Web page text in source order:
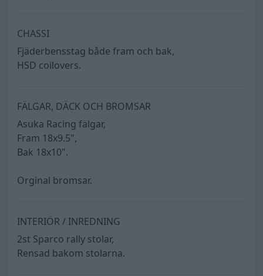
CHASSI
Fjäderbensstag både fram och bak,
HSD coilovers.
FÄLGAR, DÄCK OCH BROMSAR
Asuka Racing fälgar,
Fram 18x9.5",
Bak 18x10".
Orginal bromsar.
INTERIÖR / INREDNING
2st Sparco rally stolar,
Rensad bakom stolarna.